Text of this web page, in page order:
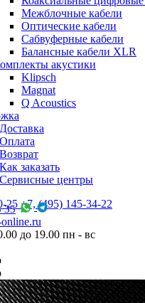
Межблочные кабели
Оптические кабели
Сабвуферные кабели
Балансные кабели XLR
акустики
Klipsch
Magnat
Q Acoustics
заказать
центры
25 +7, (495) 145-34-22
35
до 19.00 пн - вс